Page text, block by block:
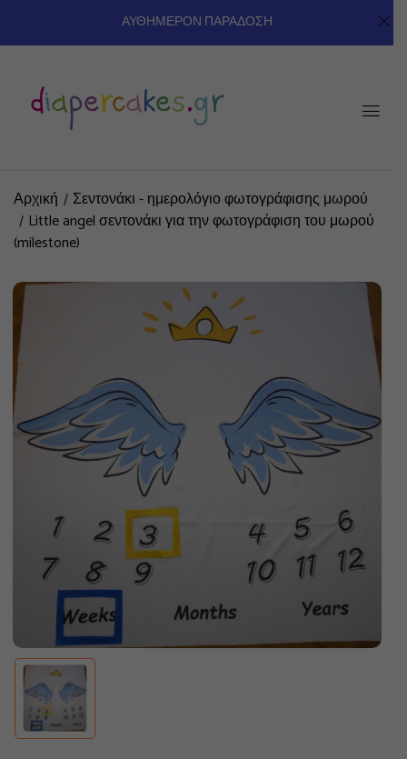
ΑΥΘΗΜΕΡΟΝ ΠΑΡΑΔΟΣΗ
Αρχική
Σεντονάκι - ημερολόγιο φωτογράφισης μωρού
Little angel σεντονάκι για την φωτογράφιση του μωρού
(milestone)